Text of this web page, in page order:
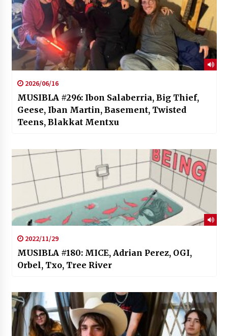
2026/06/16
MUSIBLA #296: Ibon Salaberria, Big Thief,
Geese, Iban Martin, Basement, Twisted
Teens, Blakkat Mentxu
2022/11/29
MUSIBLA #180: MICE, Adrian Perez, OGI,
Orbel, Txo, Tree River